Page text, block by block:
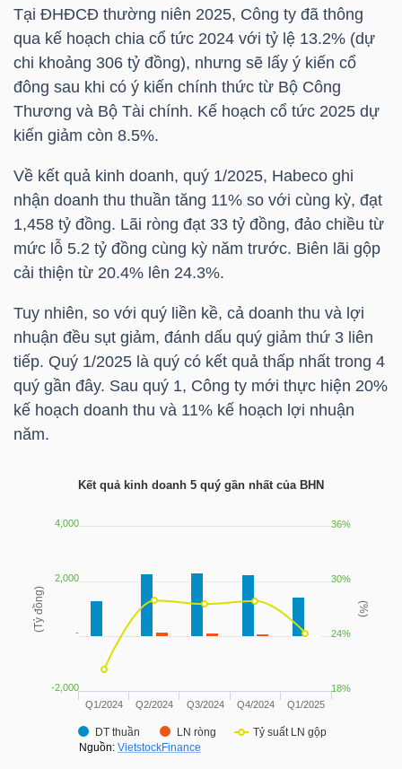
Tại ĐHĐCĐ thường niên 2025, Công ty đã thông
qua kế hoạch chia cổ tức 2024 với tỷ lệ 13.2% (dự
chi khoảng 306 tỷ đồng), nhưng sẽ lấy ý kiến cổ
đông sau khi có ý kiến chính thức từ Bộ Công
Thương và Bộ Tài chính. Kế hoạch cổ tức 2025 dự
kiến giảm còn 8.5%.
Về kết quả kinh doanh, quý 1/2025, Habeco ghi
nhận doanh thu thuần tăng 11% so với cùng kỳ, đạt
1,458 tỷ đồng. Lãi ròng đạt 33 tỷ đồng, đảo chiều từ
mức lỗ 5.2 tỷ đồng cùng kỳ năm trước. Biên lãi gộp
cải thiện từ 20.4% lên 24.3%.
Tuy nhiên, so với quý liền kề, cả doanh thu và lợi
nhuận đều sụt giảm, đánh dấu quý giảm thứ 3 liên
tiếp. Quý 1/2025 là quý có kết quả thấp nhất trong 4
quý gần đây. Sau quý 1, Công ty mới thực hiện 20%
kế hoạch doanh thu và 11% kế hoạch lợi nhuận
năm.
Kết quả kinh doanh 5 quý gần nhất của BHN
NGÀNH
DOANH
NGHIỆP
PHIẾU
PHÁI
SINH
TRÁI
CÔNG